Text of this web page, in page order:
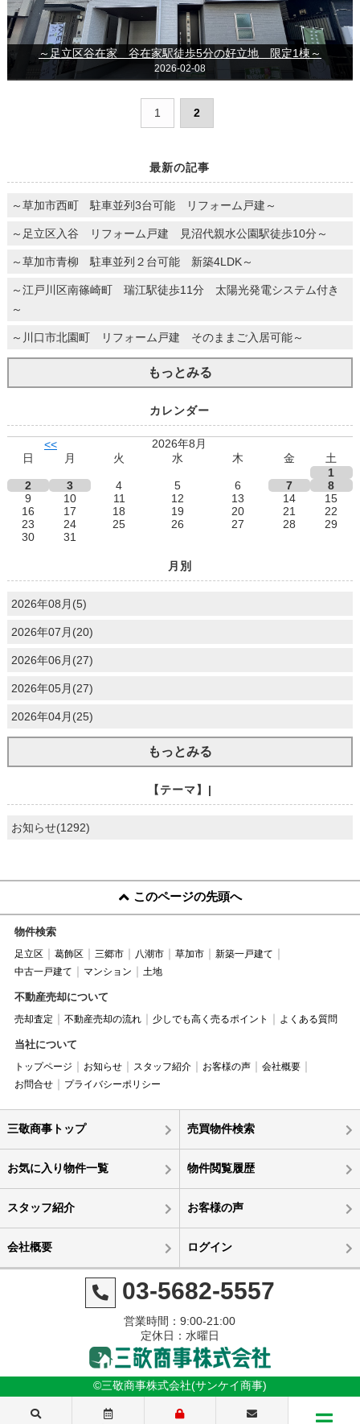
～足立区谷在家 谷在家駅徒歩5分の好立地 限定1棟～
2026-02-08
1 2
最新の記事
～草加市西町 駐車並列3台可能 リフォーム戸建～
～足立区入谷 リフォーム戸建 見沼代親水公園駅徒歩10分～
～草加市青柳 駐車並列２台可能 新築4LDK～
～江戸川区南篠崎町 瑞江駅徒歩11分 太陽光発電システム付き
～
～川口市北園町 リフォーム戸建 そのままご入居可能～
もっとみる
カレンダー
<<
2026年8月
日
月 火 水 木 金
土
1
2
3 4 5 6 7
8
9
10 11 12 13 14
15
16
17 18 19 20 21
22
23
24 25 26 27 28
29
30
31
月別
2026年08月(5)
2026年07月(20)
2026年06月(27)
2026年05月(27)
2026年04月(25)
もっとみる
【テーマ】|
お知らせ(1292)
このページの先頭へ
物件検索
足立区 葛飾区 三郷市 八潮市 草加市
新築一戸建て
中古一戸建て
マンション 土地
不動産売却について
売却査定 不動産売却の流れ 少しでも高く売るポイント よくある質問
当社について
トップページ お知らせ スタッフ紹介 お客様の声
会社概要
お問合せ
プライバシーポリシー
三敬商事トップ 売買物件検索
お気に入り物件一覧 物件閲覧履歴
スタッフ紹介 お客様の声
会社概要 ログイン
03-5682-5557
営業時間：9:00-21:00
定休日：水曜日
©三敬商事株式会社(サンケイ商事)